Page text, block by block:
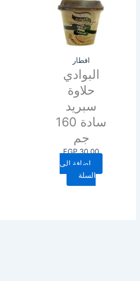
افطار
البوادي
حلاوة
سبريد
سادة 160
جم
EGP30.00
إضافة إلى
السلة